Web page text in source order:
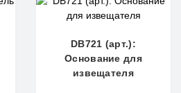
DB721 (арт.):
Основание для
извещателя